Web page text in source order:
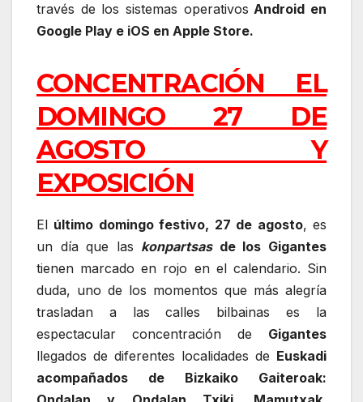
través de los sistemas operativos Android en
Google Play e iOS en Apple Store.
CONCENTRACIÓN EL
DOMINGO 27 DE
AGOSTO Y
EXPOSICIÓN
El último domingo festivo, 27 de agosto, es
un día que las konpartsasde los Gigantes
tienen marcado en rojo en el calendario. Sin
duda, uno de los momentos que más alegría
trasladan a las calles bilbainas es la
espectacular concentración de Gigantes
llegados de diferentes localidades de Euskadi
acompañados de Bizkaiko Gaiteroak: